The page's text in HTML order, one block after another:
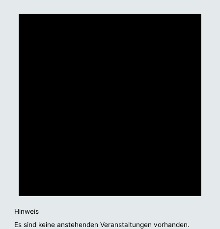
Hinweis
Es sind keine anstehenden Veranstaltungen vorhanden.